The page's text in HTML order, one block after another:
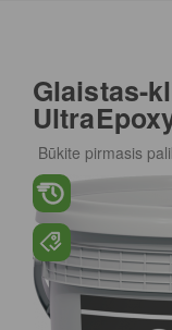
Glaistas-
Būkite pirmasis